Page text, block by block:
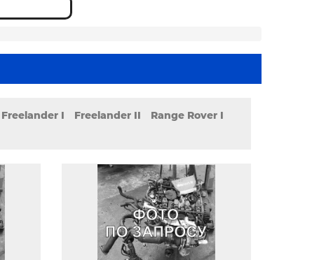
Freelander I Freelander II
Range Rover I